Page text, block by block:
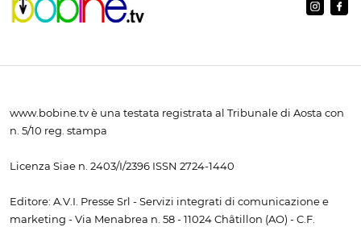
www.bobine.tv è una testata registrata al Tribunale di Aosta con
n. 5/10 reg. stampa
Licenza Siae n. 2403/I/2396 ISSN 2724-1440
Editore: A.V.I. Presse Srl - Servizi integrati di comunicazione e
marketing - Via Menabrea n. 58 - 11024 Châtillon (AO) - C.F.